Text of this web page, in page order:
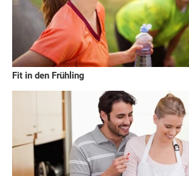
Fit in den Frühling